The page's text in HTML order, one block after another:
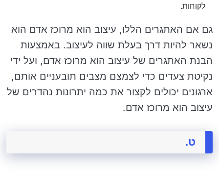
לקוחות.
גם אם האתגרים הללו, עיצוב הוא מרוכז אדם הוא
נשאר להיות דרך בעלת שווה לעיצוב. באמצעות
הבנת האתגרים של עיצוב הוא מרוכז אדם, ועל ידי
נקיטת צעדים כדי לצמצם מצבים תובעניים אותם,
ארגונים יכולים לקצור את כמה יתרונות נהדרים של
עיצוב הוא מרוכז אדם.
ט.